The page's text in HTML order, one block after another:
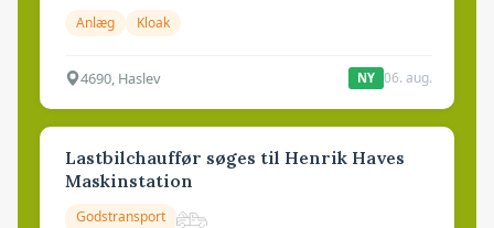
Anlæg Kloak
4690, Haslev NY 06. aug.
Lastbilchauffør søges til Henrik Haves
Maskinstation
Godstransport